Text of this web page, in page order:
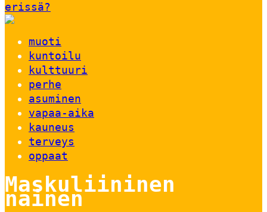
erissä?
muoti
kuntoilu
kulttuuri
perhe
asuminen
vapaa-aika
kauneus
terveys
oppaat
Maskuliininen
nainen